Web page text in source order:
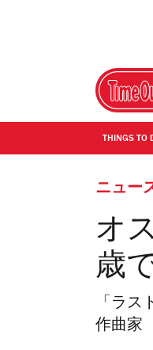
THINGS TO
ニュー
オ
歳
「ラ
作曲家